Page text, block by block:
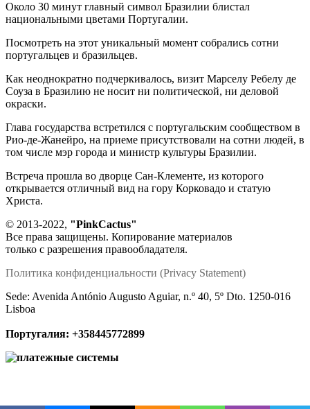
Около 30 минут главный символ Бразилии блистал
национальными цветами Португалии.
Посмотреть на этот уникальный момент собрались сотни
португальцев и бразильцев.
Как неоднократно подчеркивалось, визит Марселу Ребелу де
Соуза в Бразилию не носит ни политической, ни деловой
окраски.
Глава государства встретился с португальским сообществом в
Рио-де-Жанейро, на приеме присутствовали на сотни людей, в
том числе мэр города и министр культуры Бразилии.
Встреча прошла во дворце Сан-Клементе, из которого
открывается отличный вид на гору Корковадо и статую
Христа.
© 2013-2022, "PinkCactus"
Все права защищены. Копирование материалов
только с разрешения правообладателя.
Политика конфиденциальности (Privacy Statement)
Sede: Avenida António Augusto Aguiar, n.º 40, 5º Dto. 1250-016
Lisboa
Португалия: +358445772899